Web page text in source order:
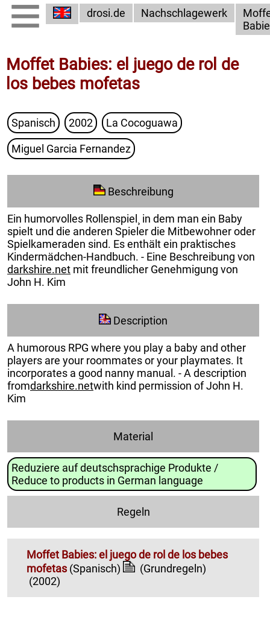
drosi.de Nachschlagewerk
Moffet Babies: el juego de rol de
los bebes mofetas
Spanisch 2002 La Cocoguawa
Miguel Garcia Fernandez
Beschreibung
Ein humorvolles Rollenspiel¸ in dem man ein Baby
spielt und die anderen Spieler die Mitbewohner oder
Spielkameraden sind. Es enthält ein praktisches
Kindermädchen-Handbuch. - Eine Beschreibung von
darkshire.net mit freundlicher Genehmigung von
John H. Kim
Description
A humorous RPG where you play a baby and other
players are your roommates or your playmates. It
incorporates a good nanny manual. - A description
fromdarkshire.netwith kind permission of John H.
Kim
Material
Reduziere auf deutschsprachige Produkte /
Reduce to products in German language
Regeln
Moffet Babies: el juego de rol de los bebes
mofetas (Spanisch)
(Grundregeln)
(2002)